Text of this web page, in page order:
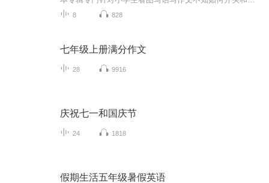
8 828
七年级上册满分作文
28 9916
庆祝七一和国庆节
24 1818
假期生活五年级暑假英语